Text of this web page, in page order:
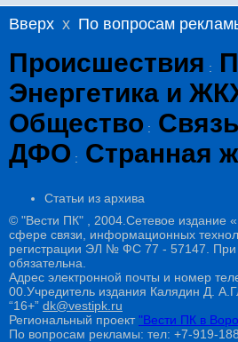
Вверх x По вопросам
Происшествия :
Энергетика и
Общество :
ДФО : Странная
Статьи из архива
© "Вести ПК" , 2004.Сетевое издание
сфере связи, информационных
регистрации ЭЛ № ФС 77 - 57147. При
обязательна.
Адрес электронной почты и номер
00.Учредитель издания Калядин Д.
“16+” dk@vestipk.ru
Региональный проект"Вести ПК в
По вопросам рекламы: тел: +7-919-